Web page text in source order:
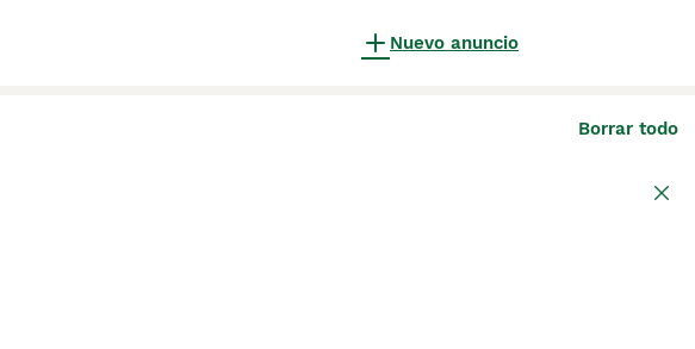
Nuevo anuncio
Borrar todo